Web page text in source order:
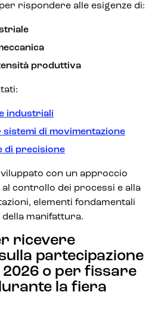
rispondere alle esigenze di:
produttiva
industriali
di movimentazione
di precisione
con un approccio
controllo dei processi e alla
elementi fondamentali
manifattura.
ricevere
partecipazione
2026 o per fissare
la fiera